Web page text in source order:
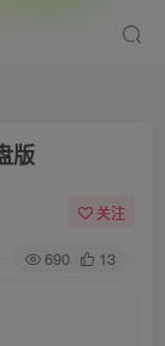
版
关注
690 13